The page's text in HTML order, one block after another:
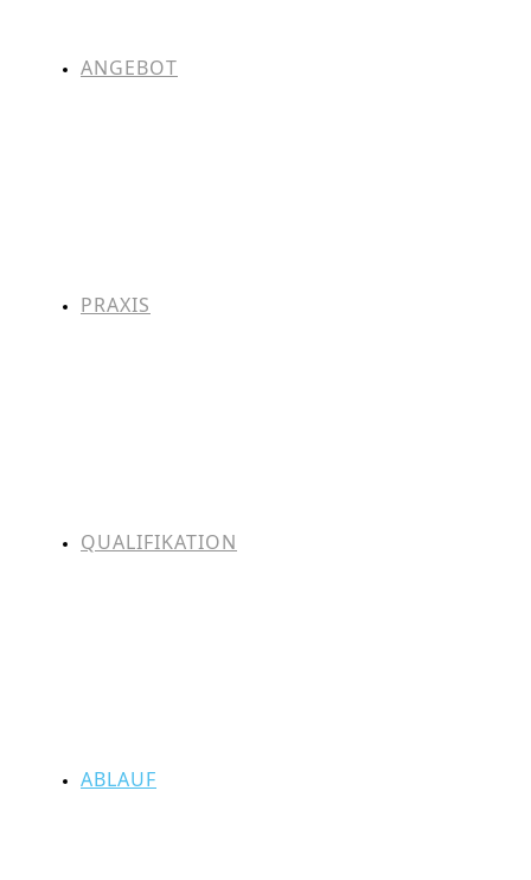
ANGEBOT
PRAXIS
QUALIFIKATION
ABLAUF